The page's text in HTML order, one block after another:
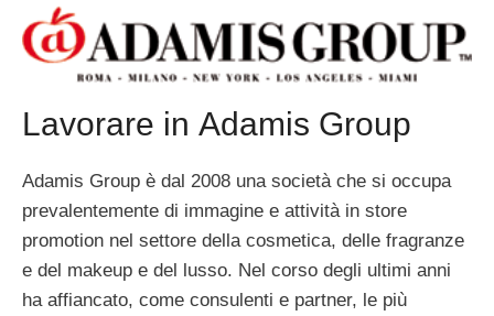
Lavorare in Adamis Group
Adamis Group è dal 2008 una società che si occupa
prevalentemente di immagine e attività in store
promotion nel settore della cosmetica, delle fragranze
e del makeup e del lusso. Nel corso degli ultimi anni
ha affiancato, come consulenti e partner, le più